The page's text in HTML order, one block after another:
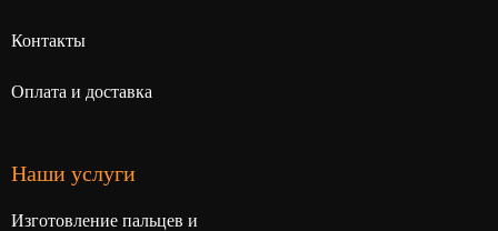
Наши услуги
Изготовление пальцев и
Контакты
Оплата и доставка